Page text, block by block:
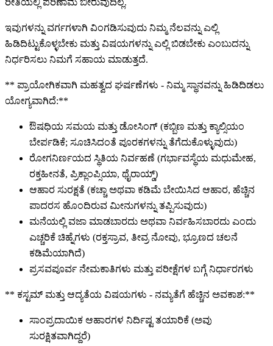
ರೀತಿಯಲ್ಲಿ ಪರಿಣಾಮ ಬೀರುವುದಿಲ್ಲ.
ಇವುಗಳನ್ನು ವರ್ಗಗಳಾಗಿ ವಿಂಗಡಿಸುವುದು ನಿಮ್ಮ ನೆಲವನ್ನು ಎಲ್ಲಿ
ಹಿಡಿದಿಟ್ಟುಕೊಳ್ಳಬೇಕು ಮತ್ತು ವಿಷಯಗಳನ್ನು ಎಲ್ಲಿ ಬಿಡಬೇಕು ಎಂಬುದನ್ನು
ನಿರ್ಧರಿಸಲು ನಿಮಗೆ ಸಹಾಯ ಮಾಡುತ್ತದೆ.
** ಪ್ರಾಯೋಗಿಕವಾಗಿ ಮಹತ್ವದ ಘರ್ಷಣೆಗಳು - ನಿಮ್ಮ ಸ್ಥಾನವನ್ನು ಹಿಡಿದಿಡಲು
ಯೋಗ್ಯವಾಗಿದೆ:**
ಔಷಧಿಯ ಸಮಯ ಮತ್ತು ಡೋಸಿಂಗ್ (ಕಬ್ಬಿಣ ಮತ್ತು ಕ್ಯಾಲ್ಸಿಯಂ
ಬೇರ್ಪಡಿಕೆ; ಸೂಚಿಸಿದಂತೆ ಪೂರಕಗಳನ್ನು ತೆಗೆದುಕೊಳ್ಳುವುದು)
ರೋಗನಿರ್ಣಯದ ಸ್ಥಿತಿಯ ನಿರ್ವಹಣೆ (ಗರ್ಭಾವಸ್ಥೆಯ ಮಧುಮೇಹ,
ರಕ್ತಹೀನತೆ, ಪ್ರಿಕ್ಲಾಂಪ್ಸಿಯಾ, ಥೈರಾಯ್ಡ್)
ಆಹಾರ ಸುರಕ್ಷತೆ (ಕಚ್ಚಾ ಅಥವಾ ಕಡಿಮೆ ಬೇಯಿಸಿದ ಆಹಾರ, ಹೆಚ್ಚಿನ
ಪಾದರಸ ಹೊಂದಿರುವ ಮೀನುಗಳನ್ನು ತಪ್ಪಿಸುವುದು)
ಮನೆಯಲ್ಲಿ ವಜಾ ಮಾಡಬಾರದು ಅಥವಾ ನಿರ್ವಹಿಸಬಾರದು ಎಂದು
ಎಚ್ಚರಿಕೆ ಚಿಹ್ನೆಗಳು (ರಕ್ತಸ್ರಾವ, ತೀವ್ರ ನೋವು, ಭ್ರೂಣದ ಚಲನೆ
ಕಡಿಮೆಯಾಗಿದೆ)
ಪ್ರಸವಪೂರ್ವ ನೇಮಕಾತಿಗಳು ಮತ್ತು ಪರೀಕ್ಷೆಗಳ ಬಗ್ಗೆ ನಿರ್ಧಾರಗಳು
** ಕಸ್ಟಮ್ ಮತ್ತು ಆದ್ಯತೆಯ ವಿಷಯಗಳು - ನಮ್ಯತೆಗೆ ಹೆಚ್ಚಿನ ಅವಕಾಶ:**
ಸಾಂಪ್ರದಾಯಿಕ ಆಹಾರಗಳ ನಿರ್ದಿಷ್ಟ ತಯಾರಿಕೆ (ಅವು
ಸುರಕ್ಷಿತವಾಗಿದ್ದರೆ)